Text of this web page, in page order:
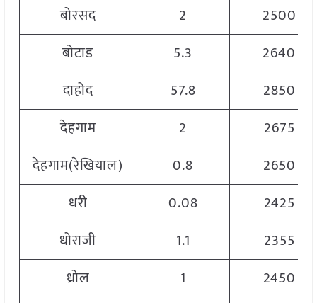
बोरसद
2
2500
बोटाड
5.3
2640
दाहोद
57.8
2850
देहगाम
2
2675
देहगाम(रेखियाल)
0.8
2650
धरी
0.08
2425
धोराजी
1.1
2355
ध्रोल
1
2450